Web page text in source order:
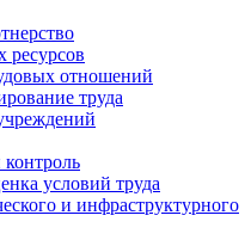
ресурсов
отношений
труда
условий труда
и инфраструктурного